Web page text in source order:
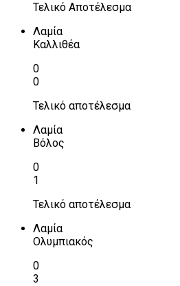
Τελικό Αποτέλεσμα
Λαμία
Καλλιθέα
0
0
Τελικό αποτέλεσμα
Λαμία
Βόλος
0
1
Τελικό αποτέλεσμα
Λαμία
Ολυμπιακός
0
3